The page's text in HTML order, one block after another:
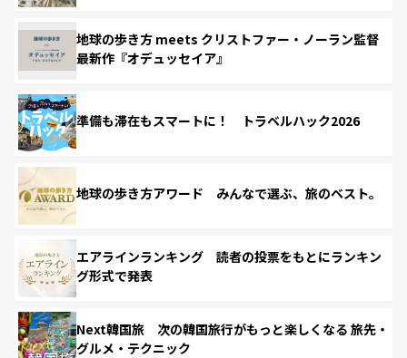
地球の歩き方 meets クリストファー・ノーラン監督
最新作『オデュッセイア』
準備も滞在もスマートに！ トラベルハック2026
地球の歩き方アワード みんなで選ぶ、旅のベスト。
エアラインランキング 読者の投票をもとにランキン
グ形式で発表
Next韓国旅 次の韓国旅行がもっと楽しくなる 旅先・
グルメ・テクニック